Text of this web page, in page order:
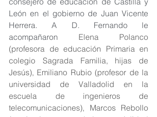
León en el gobierno de Juan Vicente
Herrera. A D. Fernando le
acompañaron Elena Polanco
(profesora de educación Primaria en
colegio Sagrada Familia, hijas de
Jesús), Emiliano Rubio (profesor de la
universidad de Valladolid en la
escuela de ingenieros de
telecomunicaciones), Marcos Rebollo